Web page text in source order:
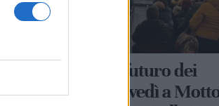
Sanità, lavoro e futuro dei
servizi locali: giovedì a